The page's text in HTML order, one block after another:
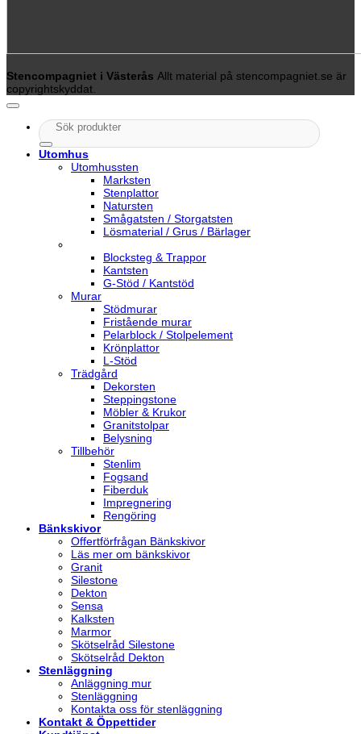
Stencompagniet i Västerås Allt material på stencompagniet.se är
copyrightskyddat.
Sök
efter:
Utomhus
Utomhussten
Marksten
Stenplattor
Natursten
Smågatsten / Storgatsten
Lösmaterial / Grus / Bärlager
Blocksteg & Trappor
Kantsten
G-Stöd / Kantstöd
Murar
Stödmurar
Fristående murar
Pelarblock / Stolpelement
Krönplattor
L-Stöd
Trädgård
Dekorsten
Steppingstone
Möbler & Krukor
Granitstolpar
Belysning
Tillbehör
Stenlim
Fogsand
Fiberduk
Impregnering
Rengöring
Bänkskivor
Offertförfrågan Bänkskivor
Läs mer om bänkskivor
Granit
Silestone
Dekton
Sensa
Kalksten
Marmor
Skötselråd Silestone
Skötselråd Dekton
Stenläggning
Anläggning mur
Stenläggning
Kontakta oss för stenläggning
Kontakt & Öppettider